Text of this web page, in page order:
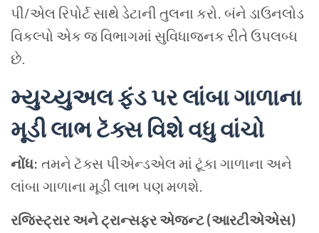
પી/એલ રિપોર્ટ સાથે ડેટાની તુલના કરો. બંને ડાઉનલોડ
વિકલ્પો એક જ વિભાગમાં સુવિધાજનક રીતે ઉપલબ્ધ
છે.
મ્યુચ્યુઅલ ફંડ પર લાંબા ગાળાના
મૂડી લાભ ટૅક્સ વિશે વધુ વાંચો
નોંધ: તમને ટૅક્સ પીએન્ડએલ માં ટૂંકા ગાળાના અને
લાંબા ગાળાના મૂડી લાભ પણ મળશે.
રજિસ્ટ્રાર અને ટ્રાન્સફર એજન્ટ (આરટીએએસ)